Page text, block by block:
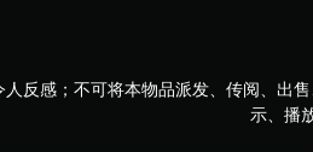
反感；不可将本物品派发、传阅、出
示、播